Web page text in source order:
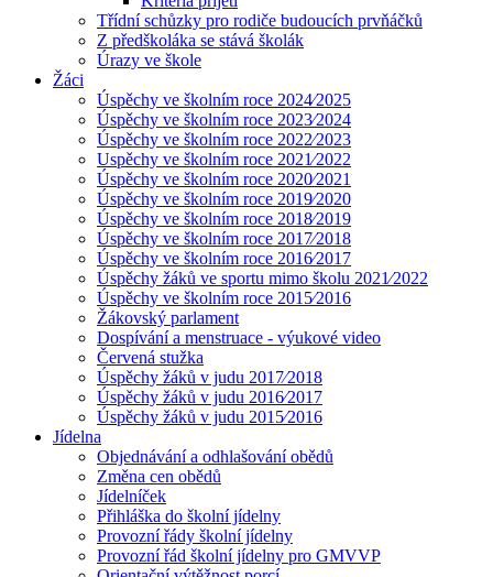
Třídní schůzky pro rodiče budoucích prvňáčků
Z předškoláka se stává školák
Úrazy ve škole
Žáci
Úspěchy ve školním roce 2024⁄2025
Úspěchy ve školním roce 2023⁄2024
Úspěchy ve školním roce 2022⁄2023
Uspěchy ve školním roce 2021⁄2022
Úspěchy ve školním roce 2020⁄2021
Úspěchy ve školním roce 2019⁄2020
Úspěchy ve školním roce 2018⁄2019
Úspěchy ve školním roce 2017⁄2018
Úspěchy ve školním roce 2016⁄2017
Úspěchy žáků ve sportu mimo školu 2021⁄2022
Úspěchy ve školním roce 2015⁄2016
Žákovský parlament
Dospívání a menstruace - výukové video
Červená stužka
Úspěchy žáků v judu 2017⁄2018
Úspěchy žáků v judu 2016⁄2017
Úspěchy žáků v judu 2015⁄2016
Jídelna
Objednávání a odhlašování obědů
Změna cen obědů
Jídelníček
Přihláška do školní jídelny
Provozní řády školní jídelny
Provozní řád školní jídelny pro GMVVP